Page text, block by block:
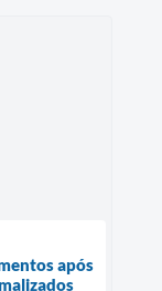
após